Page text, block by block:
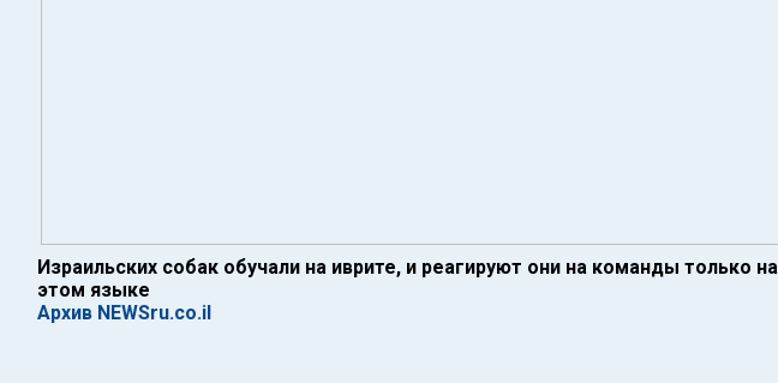
Израильских собак обучали на иврите, и реагируют они на команды только на
этом языке
Архив NEWSru.co.il